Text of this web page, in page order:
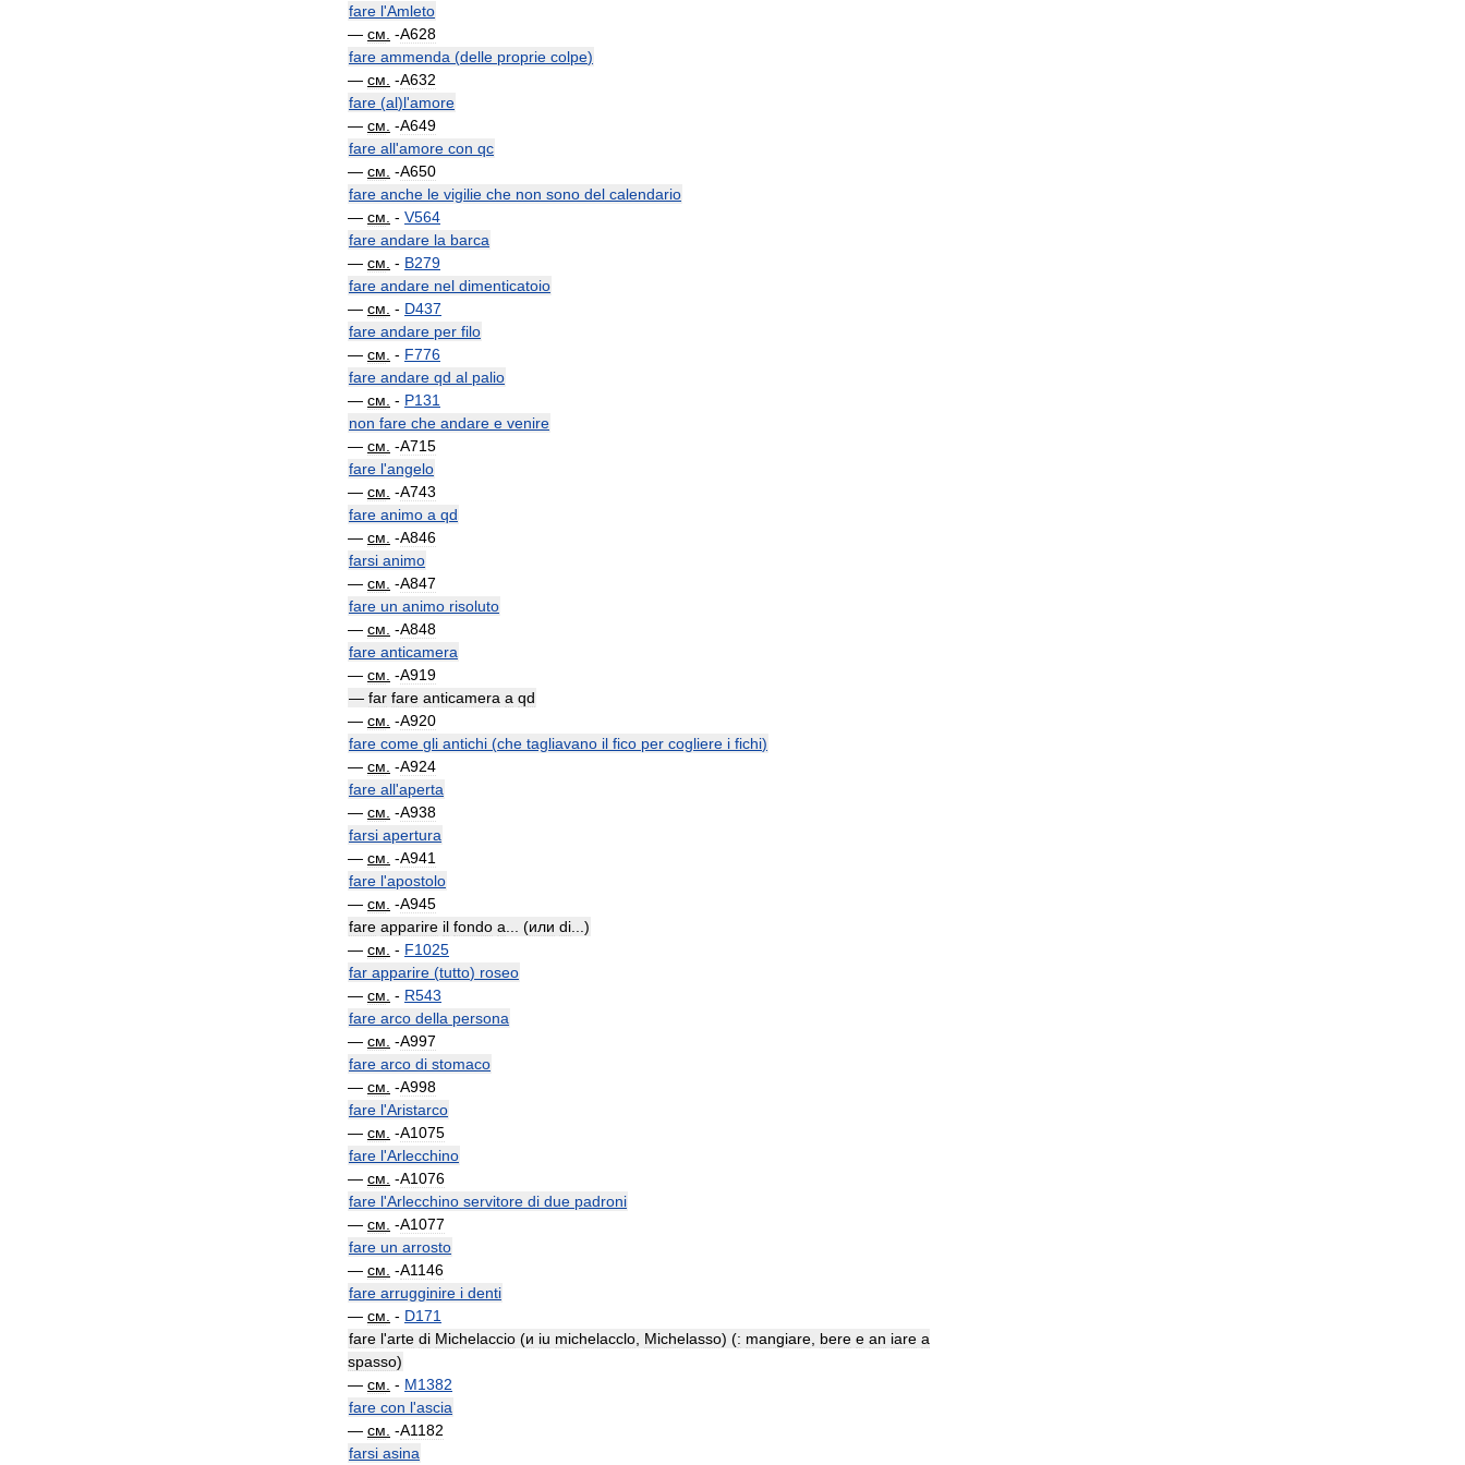
fare l'Amleto
— см -A628
fare ammenda (delle proprie colpe)
— см -A632
fare (al)l'amore
— см -A649
fare all'amore con qc
— см -A650
fare anche le vigilie che non sono del calendario
— см - V564
fare andare la barca
— см - B279
fare andare nel dimenticatoio
— см - D437
fare andare per filo
— см - F776
fare andare qd al palio
— см - P131
non fare che andare e venire
— см -A715
fare l'angelo
— см -A743
fare animo a qd
— см -A846
farsi animo
— см -A847
fare un animo risoluto
— см -A848
fare anticamera
— см -A919
— far fare anticamera a qd
— см -A920
fare come gli antichi (che tagliavano il fico per cogliere i fichi)
— см -A924
fare all'aperta
— см -A938
farsi apertura
— см -A941
fare l'apostolo
— см -A945
fare apparire il fondo a ... (или di ...)
— см - F1025
far apparire (tutto) roseo
— см - R543
fare arco della persona
— см -A997
fare arco di stomaco
— см -A998
fare l'Aristarco
— см -A1075
fare l'Arlecchino
— см -A1076
fare l'Arlecchino servitore di due padroni
— см -A1077
fare un arrosto
— см -A1146
fare arrugginire i denti
— см - D171
fare l'arte di Michelaccio (и iu michelacclo Michelasso) (: mangiare bere e an iare a
spasso)
— см - M1382
fare con l'ascia
— см -A1182
farsi asina